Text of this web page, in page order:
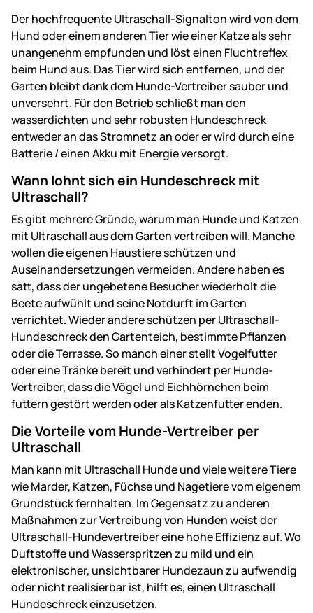
Der hochfrequente Ultraschall-Signalton wird von dem
Hund oder einem anderen Tier wie einer Katze als sehr
unangenehm empfunden und löst einen Fluchtreflex
beim Hund aus. Das Tier wird sich entfernen, und der
Garten bleibt dank dem Hunde-Vertreiber sauber und
unversehrt. Für den Betrieb schließt man den
wasserdichten und sehr robusten Hundeschreck
entweder an das Stromnetz an oder er wird durch eine
Batterie / einen Akku mit Energie versorgt.
Wann lohnt sich ein Hundeschreck mit
Ultraschall?
Es gibt mehrere Gründe, warum man Hunde und Katzen
mit Ultraschall aus dem Garten vertreiben will. Manche
wollen die eigenen Haustiere schützen und
Auseinandersetzungen vermeiden. Andere haben es
satt, dass der ungebetene Besucher wiederholt die
Beete aufwühlt und seine Notdurft im Garten
verrichtet. Wieder andere schützen per Ultraschall-
Hundeschreck den Gartenteich, bestimmte Pflanzen
oder die Terrasse. So manch einer stellt Vogelfutter
oder eine Tränke bereit und verhindert per Hunde-
Vertreiber, dass die Vögel und Eichhörnchen beim
futtern gestört werden oder als Katzenfutter enden.
Die Vorteile vom Hunde-Vertreiber per
Ultraschall
Man kann mit Ultraschall Hunde und viele weitere Tiere
wie Marder, Katzen, Füchse und Nagetiere vom eigenem
Grundstück fernhalten. Im Gegensatz zu anderen
Maßnahmen zur Vertreibung von Hunden weist der
Ultraschall-Hundevertreiber eine hohe Effizienz auf. Wo
Duftstoffe und Wasserspritzen zu mild und ein
elektronischer, unsichtbarer Hundezaun zu aufwendig
oder nicht realisierbar ist, hilft es, einen Ultraschall
Hundeschreck einzusetzen.